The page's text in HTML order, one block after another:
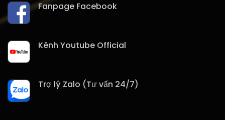
Fanpage Facebook
Kênh Youtube Official
Trợ lý Zalo (Tư vấn 24/7)